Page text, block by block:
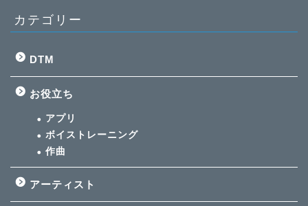
カテゴリー
DTM
お役立ち
アプリ
ボイストレーニング
作曲
アーティスト